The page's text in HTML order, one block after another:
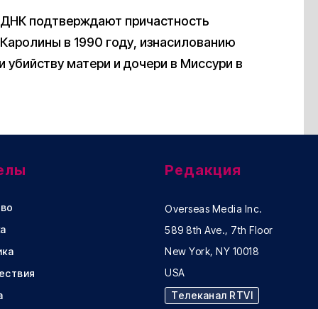
подтверждают причастность
в 1990 году, изнасилованию
убийству матери и дочери в Миссури в
Редакция
Overseas Media Inc.
589 8th Ave., 7th Floor
New York, NY 10018
USA
Телеканал RTVI